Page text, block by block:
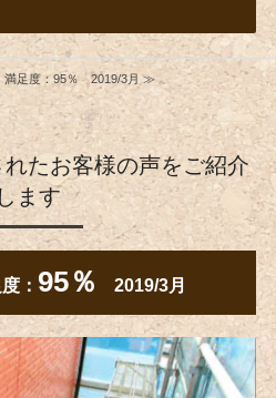
足度：95％ 2019/3月 ≫
たお客様の声をご紹介
します
： 95％ 2019/3月